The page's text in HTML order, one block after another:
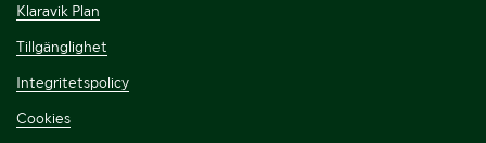
Klaravik Plan
Tillgänglighet
Integritetspolicy
Cookies